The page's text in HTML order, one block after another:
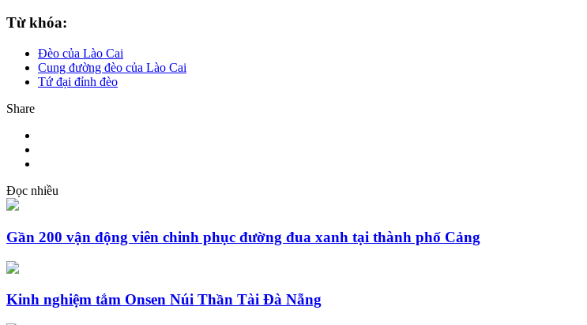
Từ khóa:
Đèo của Lào Cai
Cung đường đèo của Lào Cai
Tứ đại đỉnh đèo
Share
Đọc nhiều
Gần 200 vận động viên chinh phục đường đua xanh tại thành phố Cảng
Kinh nghiệm tắm Onsen Núi Thần Tài Đà Nẵng